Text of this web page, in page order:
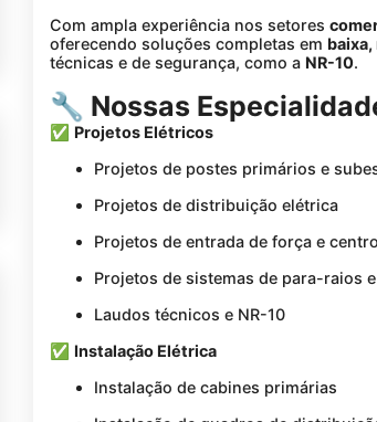
Com ampla experiência nos setores
oferecendo soluções completas em
técnicas e de segurança, como a NR-10.
🔧 Nossas
✅ Projetos Elétricos
Projetos de postes primários e
Projetos de distribuição elétrica
Projetos de entrada de força e
Projetos de sistemas de para-raios
Laudos técnicos e NR-10
✅ Instalação Elétrica
Instalação de cabines primárias